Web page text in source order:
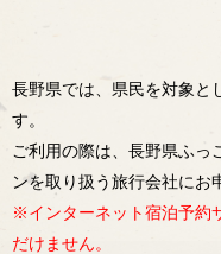
長野県では、県民を対象と
す。
ご利用の際は、長野県ふっ
ンを取り扱う旅行会社にお
※インターネット宿泊予約
だけません。